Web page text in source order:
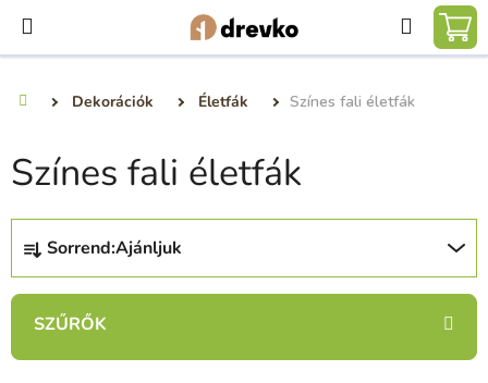
fő
Dekorációk Életfák Színes fali életfák
Színes fali életfák
T
r
é
Sorrend:Ajánljuk